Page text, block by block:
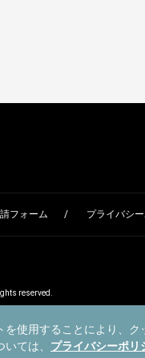
を使用することにより、ク
ては、 プライバシーポリ
フォーム プライバシ
reserved.